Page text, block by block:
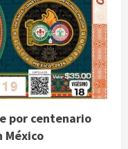
por centenario
México